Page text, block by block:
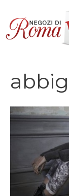
contenuto